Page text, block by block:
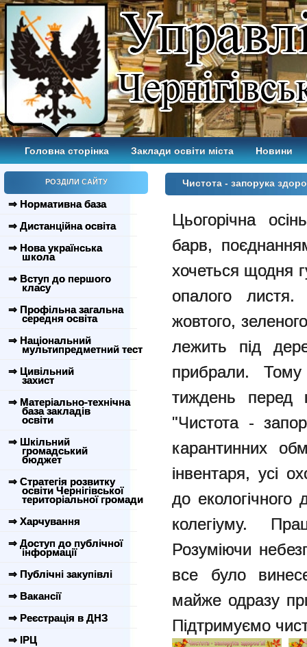
Головна сторінка Заклади освіти міста Новини
РОЗДІЛИ САЙТУ
⇒ Нормативна база
⇒ Дистанційна освіта
⇒ Нова українська
школа
⇒ Вступ до першого
класу
⇒ Профільна загальна
середня освіта
⇒ Національний
мультипредметний тест
⇒ Цивільний
захист
⇒ Матеріально-технічна
база закладів
освіти
⇒ Шкільний
громадський
бюджет
⇒ Стратегія розвитку
освіти Чернігівської
територіальної громади
⇒ Харчування
⇒ Доступ до публічної
інформації
⇒ Публічні закупівлі
⇒ Вакансії
⇒ Реєстрація в ДНЗ
⇒ ІРЦ
Чистота - запорука
Цьогорічна
барв,
хочеться щодня
опалого листя.
жовтого,
лежить під
прибрали. Тому
тиждень перед
"Чистота -
карантинних
інвентаря, усі
до екологічного
колегіуму.
Розуміючи
все було
майже одразу
Підтримуємо